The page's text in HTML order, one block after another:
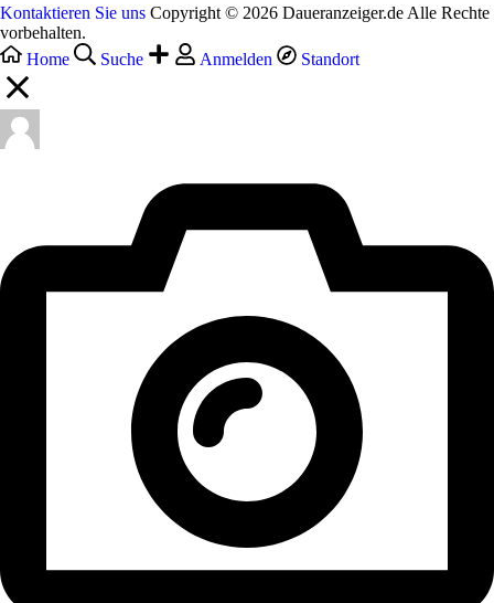
Kontaktieren Sie uns Copyright © 2026 Daueranzeiger.de Alle Rechte
vorbehalten.
Home
Suche Anmelden Standort